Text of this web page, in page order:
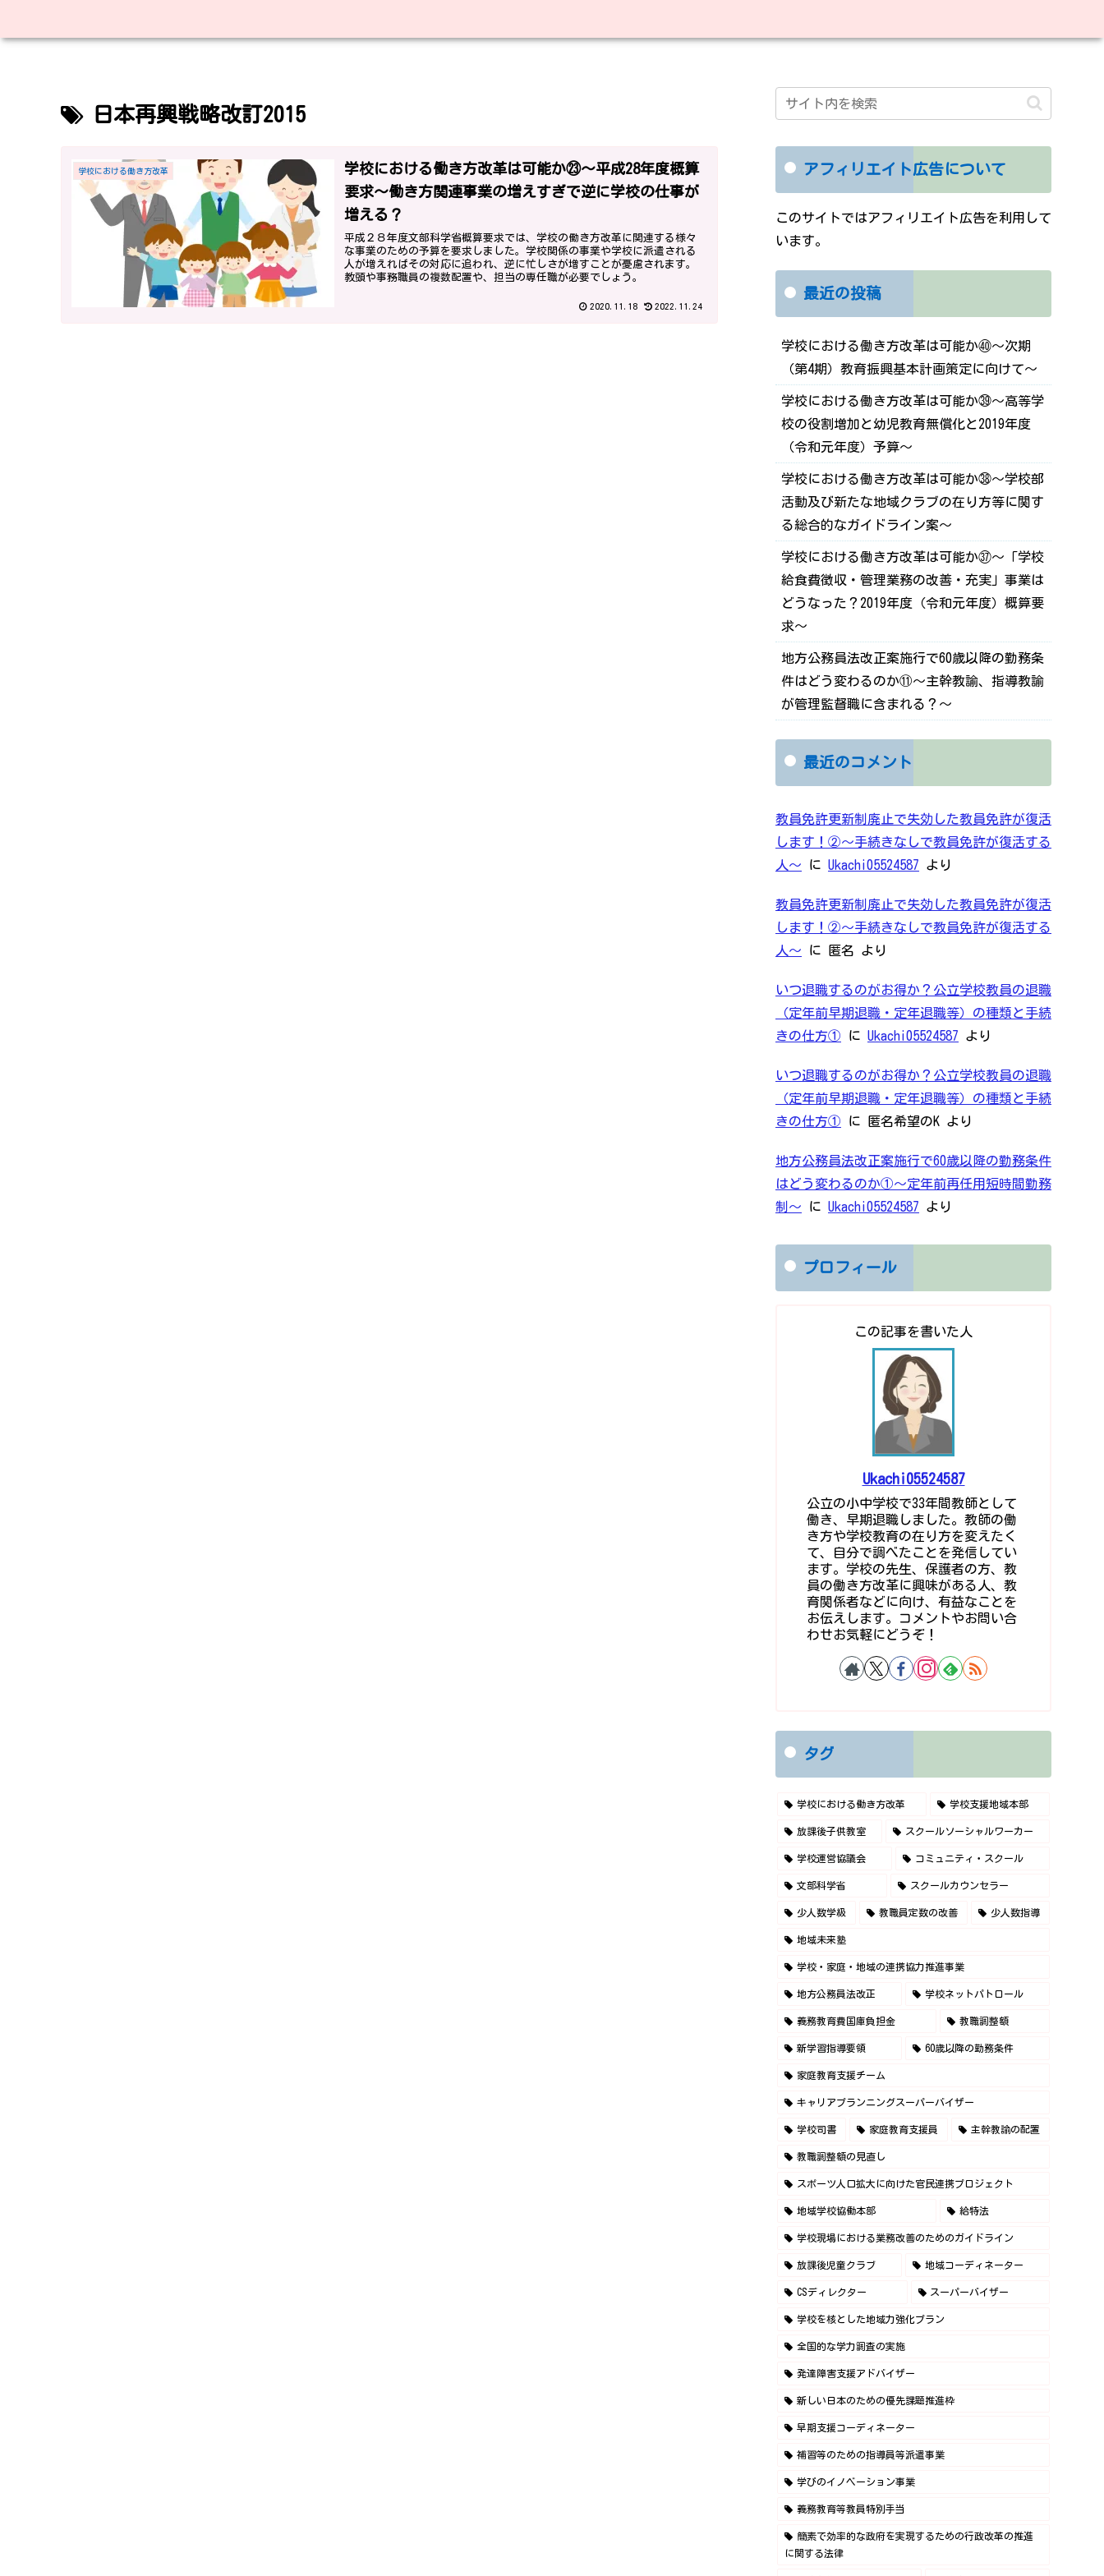
日本再興戦略改訂2015
学校における働き方改革
学校における働き方改革は可能か㉓～平成28年度概算
要求～働き方関連事業の増えすぎで逆に学校の仕事が
増える？
平成２８年度文部科学省概算要求では、学校の働き方改革に関連する様々
な事業のための予算を要求しました。学校関係の事業や学校に派遣される
人が増えればその対応に追われ、逆に忙しさが増すことが憂慮されます。
教頭や事務職員の複数配置や、担当の専任職が必要でしょう。
2020.11.18 2022.11.24
アフィリエイト広告について
このサイトではアフィリエイト広告を利用して
います。
最近の投稿
学校における働き方改革は可能か㊵～次期
（第4期）教育振興基本計画策定に向けて～
学校における働き方改革は可能か㊴～高等学
校の役割増加と幼児教育無償化と2019年度
（令和元年度）予算～
学校における働き方改革は可能か㊳～学校部
活動及び新たな地域クラブの在り方等に関す
る総合的なガイドライン案～
学校における働き方改革は可能か㊲～「学校
給食費徴収・管理業務の改善・充実」事業は
どうなった？2019年度（令和元年度）概算要
求～
地方公務員法改正案施行で60歳以降の勤務条
件はどう変わるのか⑪～主幹教諭、指導教諭
が管理監督職に含まれる？～
最近のコメント
教員免許更新制廃止で失効した教員免許が復活
します！②～手続きなしで教員免許が復活する
人～ に Ukachi05524587 より
教員免許更新制廃止で失効した教員免許が復活
します！②～手続きなしで教員免許が復活する
人～ に 匿名 より
いつ退職するのがお得か？公立学校教員の退職
（定年前早期退職・定年退職等）の種類と手続
きの仕方① に Ukachi05524587 より
いつ退職するのがお得か？公立学校教員の退職
（定年前早期退職・定年退職等）の種類と手続
きの仕方① に 匿名希望のK より
地方公務員法改正案施行で60歳以降の勤務条件
はどう変わるのか①～定年前再任用短時間勤務
制～ に Ukachi05524587 より
プロフィール
この記事を書いた人
Ukachi05524587
公立の小中学校で33年間教師として
働き、早期退職しました。教師の働
き方や学校教育の在り方を変えたく
て、自分で調べたことを発信してい
ます。学校の先生、保護者の方、教
員の働き方改革に興味がある人、教
育関係者などに向け、有益なことを
お伝えします。コメントやお問い合
わせお気軽にどうぞ！
タグ
学校における働き方改革 学校支援地域本部
放課後子供教室 スクールソーシャルワーカー
学校運営協議会 コミュニティ・スクール
文部科学省 スクールカウンセラー
少人数学級 教職員定数の改善 少人数指導
地域未来塾
学校・家庭・地域の連携協力推進事業
地方公務員法改正 学校ネットパトロール
義務教育費国庫負担金 教職調整額
新学習指導要領 60歳以降の勤務条件
家庭教育支援チーム
キャリアプランニングスーパーバイザー
学校司書 家庭教育支援員 主幹教諭の配置
教職調整額の見直し
スポーツ人口拡大に向けた官民連携プロジェクト
地域学校協働本部 給特法
学校現場における業務改善のためのガイドライン
放課後児童クラブ 地域コーディネーター
CSディレクター スーパーバイザー
学校を核とした地域力強化プラン
全国的な学力調査の実施
発達障害支援アドバイザー
新しい日本のための優先課題推進枠
早期支援コーディネーター
補習等のための指導員等派遣事業
学びのイノベーション事業
義務教育等教員特別手当
簡素で効率的な政府を実現するための行政改革の推進
に関する法律